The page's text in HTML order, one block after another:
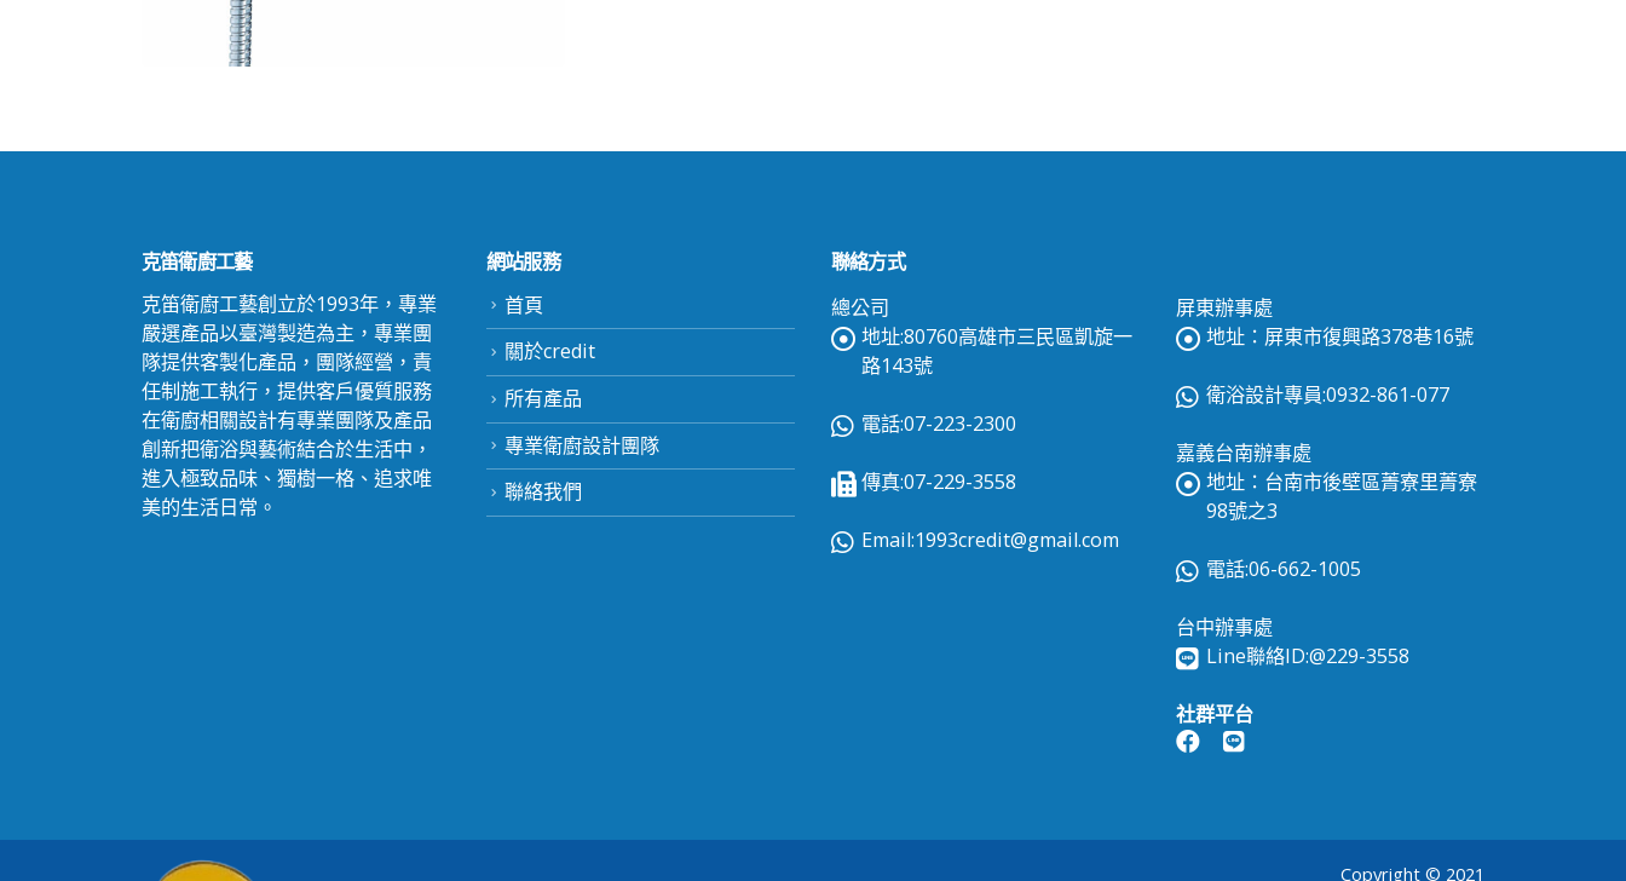
克笛衛廚工藝
克笛衛廚工藝創立於1993年，專業
嚴選產品以臺灣製造為主，專業團
隊提供客製化產品，團隊經營，責
任制施工執行，提供客戶優質服務
在衛廚相關設計有專業團隊及產品
創新把衛浴與藝術結合於生活中，
進入極致品味、獨樹一格、追求唯
美的生活日常。
網站服務
首頁
關於credit
所有產品
專業衛廚設計團隊
聯絡我們
聯絡方式
總公司
地址:80760高雄市三民區凱旋一
路143號
電話:07-223-2300
傳真:07-229-3558
Email:1993credit@gmail.com
屏東辦事處
地址：屏東市復興路378巷16號
衛浴設計專員:0932-861-077
嘉義台南辦事處
地址：台南市後壁區菁寮里菁寮
98號之3
電話:06-662-1005
台中辦事處
Line聯絡ID:@229-3558
社群平台
Copyright © 2021